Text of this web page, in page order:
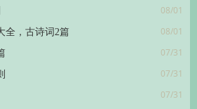
08/01
全，古诗词2篇 08/01
07/31
07/31
07/31